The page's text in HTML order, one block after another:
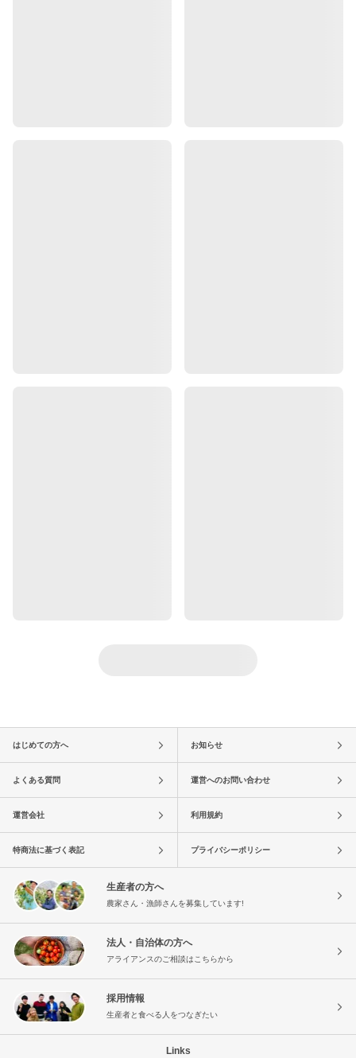
はじめての方へ お知らせ
よくある質問 運営へのお問い合わせ
運営会社 利用規約
特商法に基づく表記 プライバシーポリシー
生産者の方へ
農家さん・漁師さんを募集しています!
法人・自治体の方へ
アライアンスのご相談はこちらから
採用情報
生産者と食べる人をつなぎたい
Links